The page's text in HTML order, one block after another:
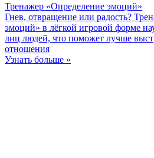
Тренажер «Определение эмоций»
Гнев, отвращение или радость?
эмоций» в лёгкой игровой форме
лиц людей, что поможет лучше
отношения
Узнать больше »